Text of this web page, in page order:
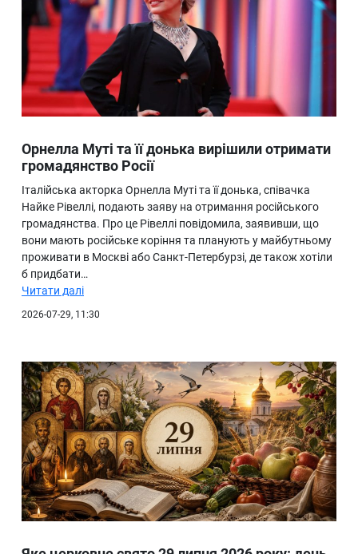
Орнелла Муті та її донька вирішили отримати
громадянство Росії
Італійська акторка Орнелла Муті та її донька, співачка
Найке Рівеллі, подають заяву на отримання російського
громадянства. Про це Рівеллі повідомила, заявивши, що
вони мають російське коріння та планують у майбутньому
проживати в Москві або Санкт-Петербурзі, де також хотіли
б придбати…
Читати далі
2026-07-29, 11:30